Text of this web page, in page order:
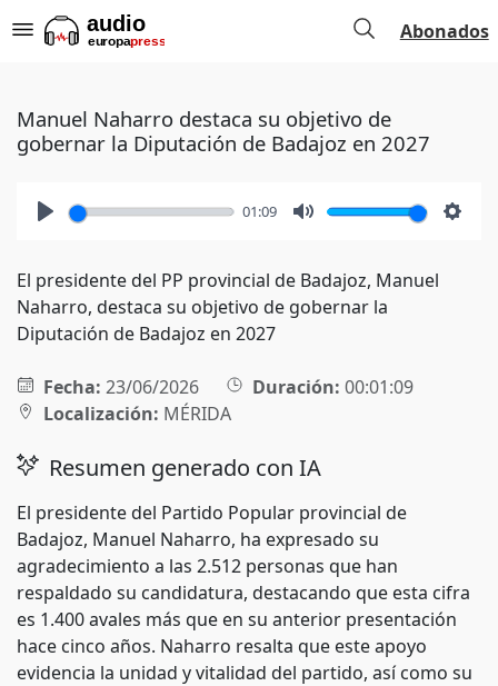
Abonados
Manuel Naharro destaca su objetivo de
gobernar la Diputación de Badajoz en 2027
01:09
El presidente del PP provincial de Badajoz, Manuel
Naharro, destaca su objetivo de gobernar la
Diputación de Badajoz en 2027
Fecha: 23/06/2026 Duración: 00:01:09
Localización: MÉRIDA
Resumen generado con IA
El presidente del Partido Popular provincial de
Badajoz, Manuel Naharro, ha expresado su
agradecimiento a las 2.512 personas que han
respaldado su candidatura, destacando que esta cifra
es 1.400 avales más que en su anterior presentación
hace cinco años. Naharro resalta que este apoyo
evidencia la unidad y vitalidad del partido, así como su